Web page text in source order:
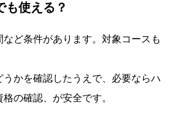
も使える？
など条件があります。対象コースも
かを確認したうえで、必要ならハ
の確認、が安全です。